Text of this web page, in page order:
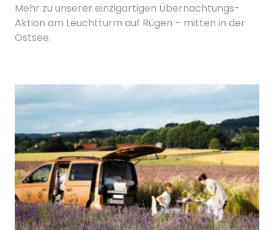
Mehr zu unserer einzigartigen Übernachtungs-
Aktion am Leuchtturm auf Rügen – mitten in der
Ostsee.